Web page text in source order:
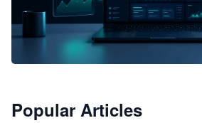
JimoClaw 桌面 AI Agent 工作台
Popular Articles